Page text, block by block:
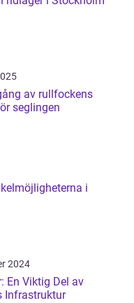
av rullfockens
seglingen
i
2024
En Viktig Del av
Infrastruktur